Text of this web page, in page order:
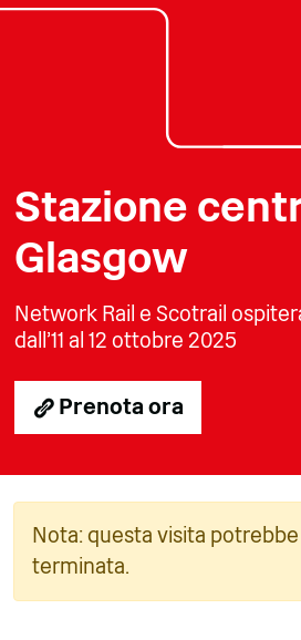
Stazione
Glasgow
Network Rail e Scotrail
dall'11 al 12 ottobre 2025
Prenota ora
Nota: questa visita
terminata.